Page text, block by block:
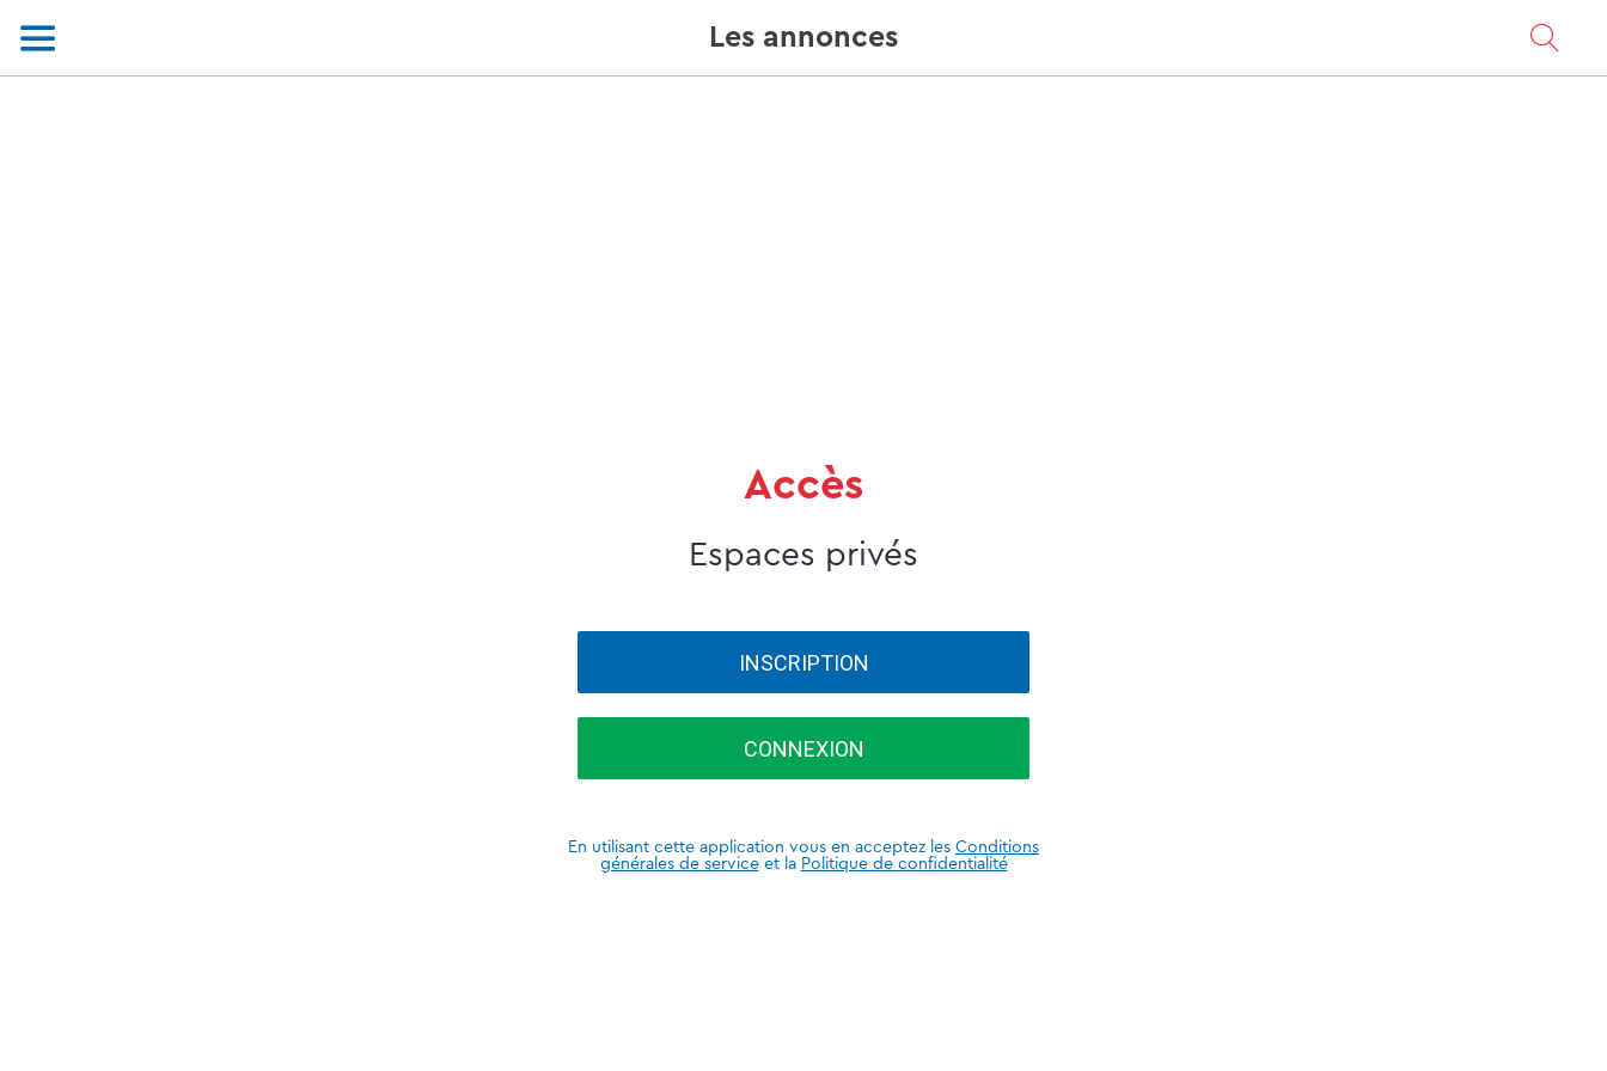
Les annonces
Accès
Espaces privés
INSCRIPTION
CONNEXION
En utilisant cette application vous en acceptez les Conditions
générales de serviceet la Politique de confidentialité